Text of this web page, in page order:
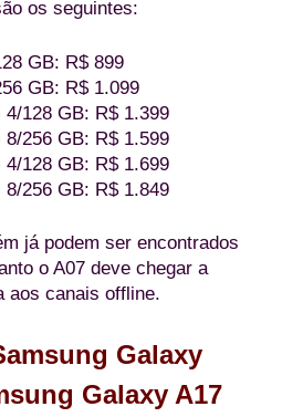
os seguintes:
GB: R$ 899
GB: R$ 1.099
128 GB: R$ 1.399
256 GB: R$ 1.599
128 GB: R$ 1.699
256 GB: R$ 1.849
já podem ser encontrados
o A07 deve chegar a
aos canais offline.
Galaxy
Galaxy A17